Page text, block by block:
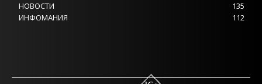
НОВОСТИ
135
ИНФОМАНИЯ
112